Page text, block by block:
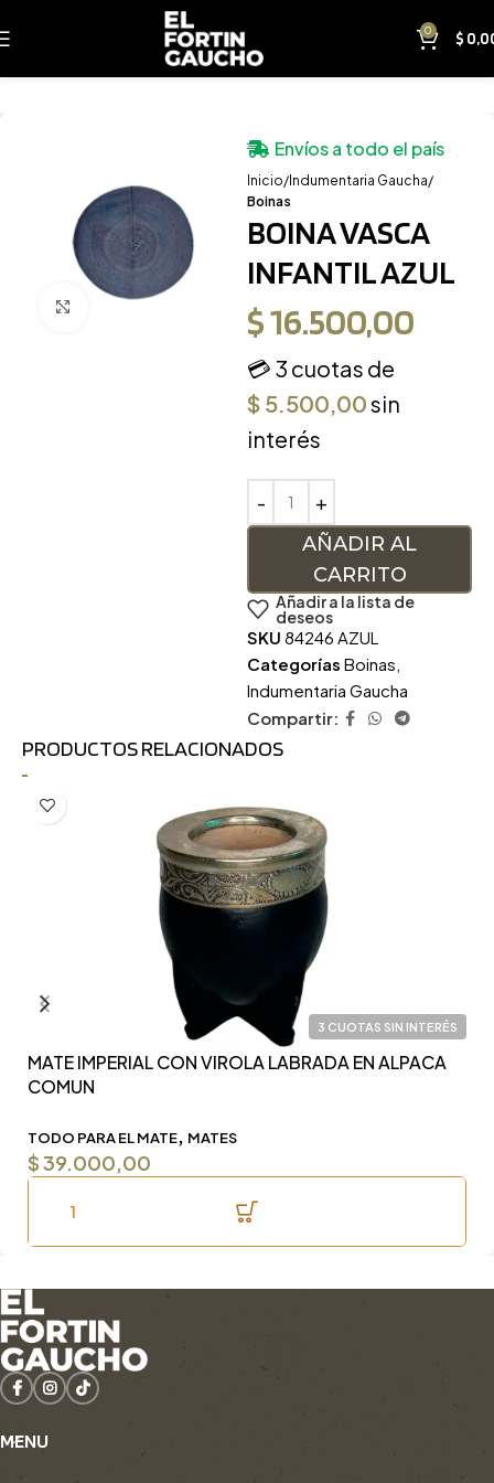
0 $
Clic para ampliar
Inicio
Indumentaria Gaucha
Boinas
Envíos a todo el país
BOINA VASCA
INFANTIL AZUL
$16.500,00
💳 3 cuotas de
$ 5.500,00sin
interés
AÑADIR AL
CARRITO
Añadir a la lista de
deseos
SKU 84246 AZUL
Categorías Boinas,
Indumentaria Gaucha
Compartir:
PRODUCTOS RELACIONADOS
3 CUOTAS SIN INTERÉS
MATE IMPERIAL CON VIROLA LABRADA EN ALPACA
COMUN
TODO PARA EL MATE, MATES
$39.000,00
MENU